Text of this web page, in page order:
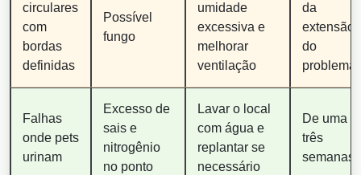
circulares
com
bordas
definidas
Possível
fungo
umidade
excessiva e
melhorar
ventilação
da
extensão
do
problema
Falhas
onde pets
urinam
Excesso de
sais e
nitrogênio
no ponto
Lavar o local
com água e
replantar se
necessário
De uma a
três
semanas